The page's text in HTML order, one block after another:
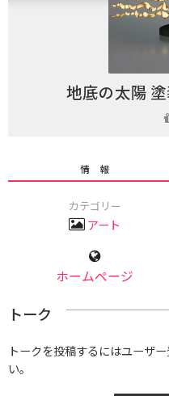
地底の太陽
情 報
カテゴリー
アート
ホームページ
トーク
トークを投稿するにはユーザ
い。